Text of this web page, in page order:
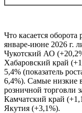
Что касается
январе-июне 2026 г.
Чукотский АО
Хабаровский край
5,4% (показатель
6,4%). Самые низкие
розничной торговли
Камчатский край
Якутия (+3,1%).